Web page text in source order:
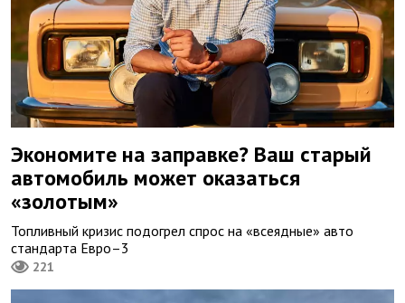
Экономите на заправке? Ваш старый
автомобиль может оказаться
«золотым»
Топливный кризис подогрел спрос на «всеядные» авто
стандарта Евро–3
221